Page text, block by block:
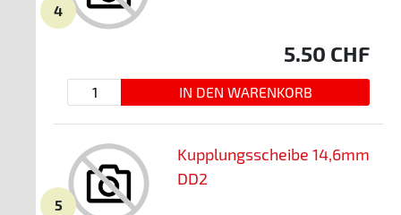
4
5.50 CHF
5
Kupplungsscheibe 14,6mm
DD2